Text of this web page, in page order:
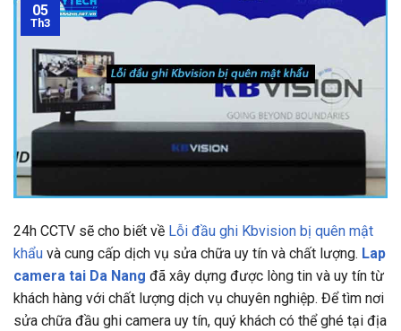
05
Th3
24h CCTV sẽ cho biết về Lỗi đầu ghi Kbvision bị quên mật
khẩu và cung cấp dịch vụ sửa chữa uy tín và chất lượng. Lap
camera tai Da Nang đã xây dựng được lòng tin và uy tín từ
khách hàng với chất lượng dịch vụ chuyên nghiệp. Để tìm nơi
sửa chữa đầu ghi camera uy tín, quý khách có thể ghé tại địa